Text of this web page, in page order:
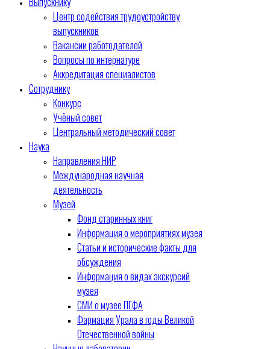
Центр содействия трудоустройству
выпускников
Вакансии работодателей
Вопросы по интернатуре
Аккредитация специалистов
Сотруднику
Конкурс
Учёный совет
Центральный методический совет
Наука
Направления НИР
Международная научная
деятельность
Музей
Фонд старинных книг
Информация о мероприятиях музея
Статьи и исторические факты для
обсуждения
Информация о видах экскурсий
музея
СМИ о музее ПГФА
Фармация Урала в годы Великой
Отечественной войны